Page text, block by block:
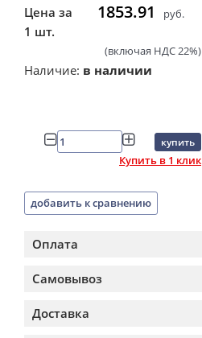
Цена за
1 шт.
1853.91 руб.
(включая НДС 22%)
Наличие: в наличии
купить
Купить в 1 клик
добавить к сравнению
Оплата
Самовывоз
Доставка